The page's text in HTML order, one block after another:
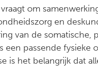
om
en
van de
een passende fysieke
is het belangrijk dat